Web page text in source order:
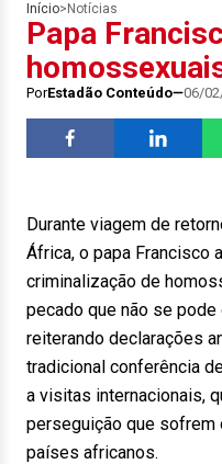
Início> Notícias
Papa
PorEstadão Conteúdo 06/
Durante viagem de
África, o papa Francisco
criminalização de
pecado que não se pode
reiterando declarações
tradicional conferência
a visitas internacionais,
perseguição que sofrem
países africanos.